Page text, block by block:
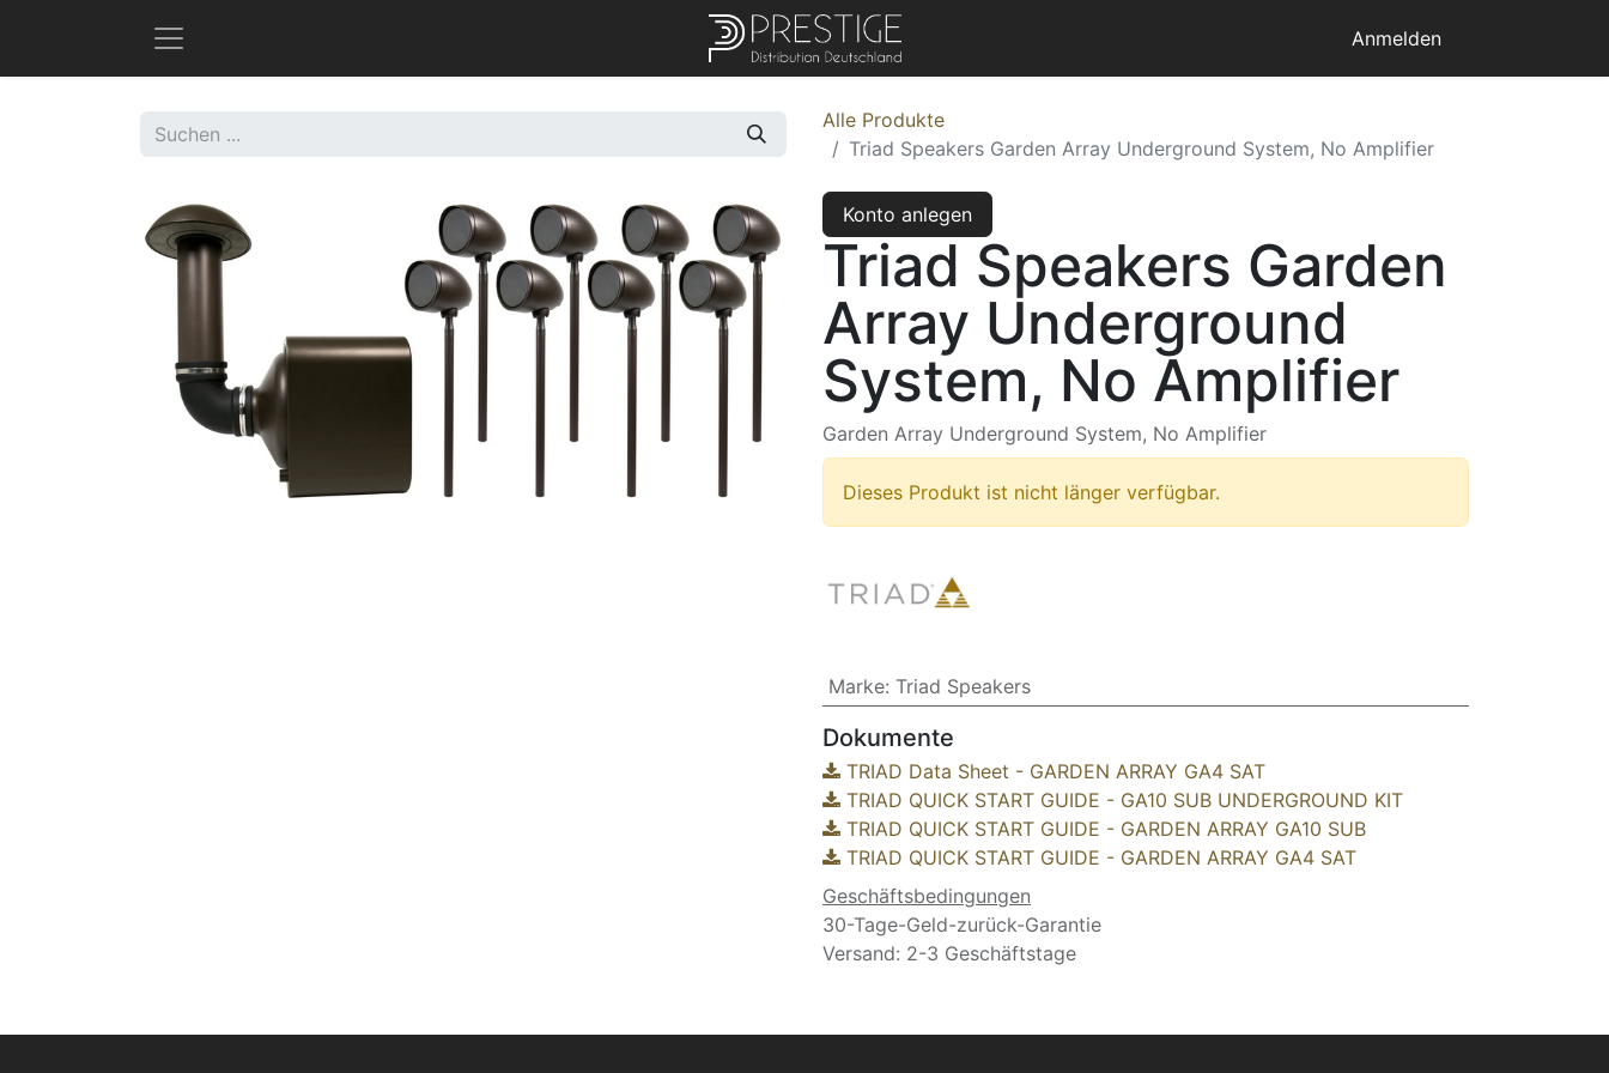
Anmelden
Alle Produkte
Triad Speakers Garden Array Underground System, No Amplifier
Konto anlegen
Triad Speakers Garden
Array Underground
System, No Amplifier
Garden Array Underground System, No Amplifier
Dieses Produkt ist nicht länger verfügbar.
Marke: Triad Speakers
Dokumente
TRIAD Data Sheet - GARDEN ARRAY GA4 SAT
TRIAD QUICK START GUIDE - GA10 SUB UNDERGROUND KIT
TRIAD QUICK START GUIDE - GARDEN ARRAY GA10 SUB
TRIAD QUICK START GUIDE - GARDEN ARRAY GA4 SAT
Geschäftsbedingungen
30-Tage-Geld-zurück-Garantie
Versand: 2-3 Geschäftstage